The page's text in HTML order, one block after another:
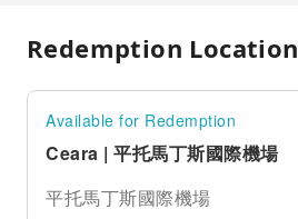
Redemption Location
Available for Redemption
Ceara | 平托馬丁斯國際機場
平托馬丁斯國際機場